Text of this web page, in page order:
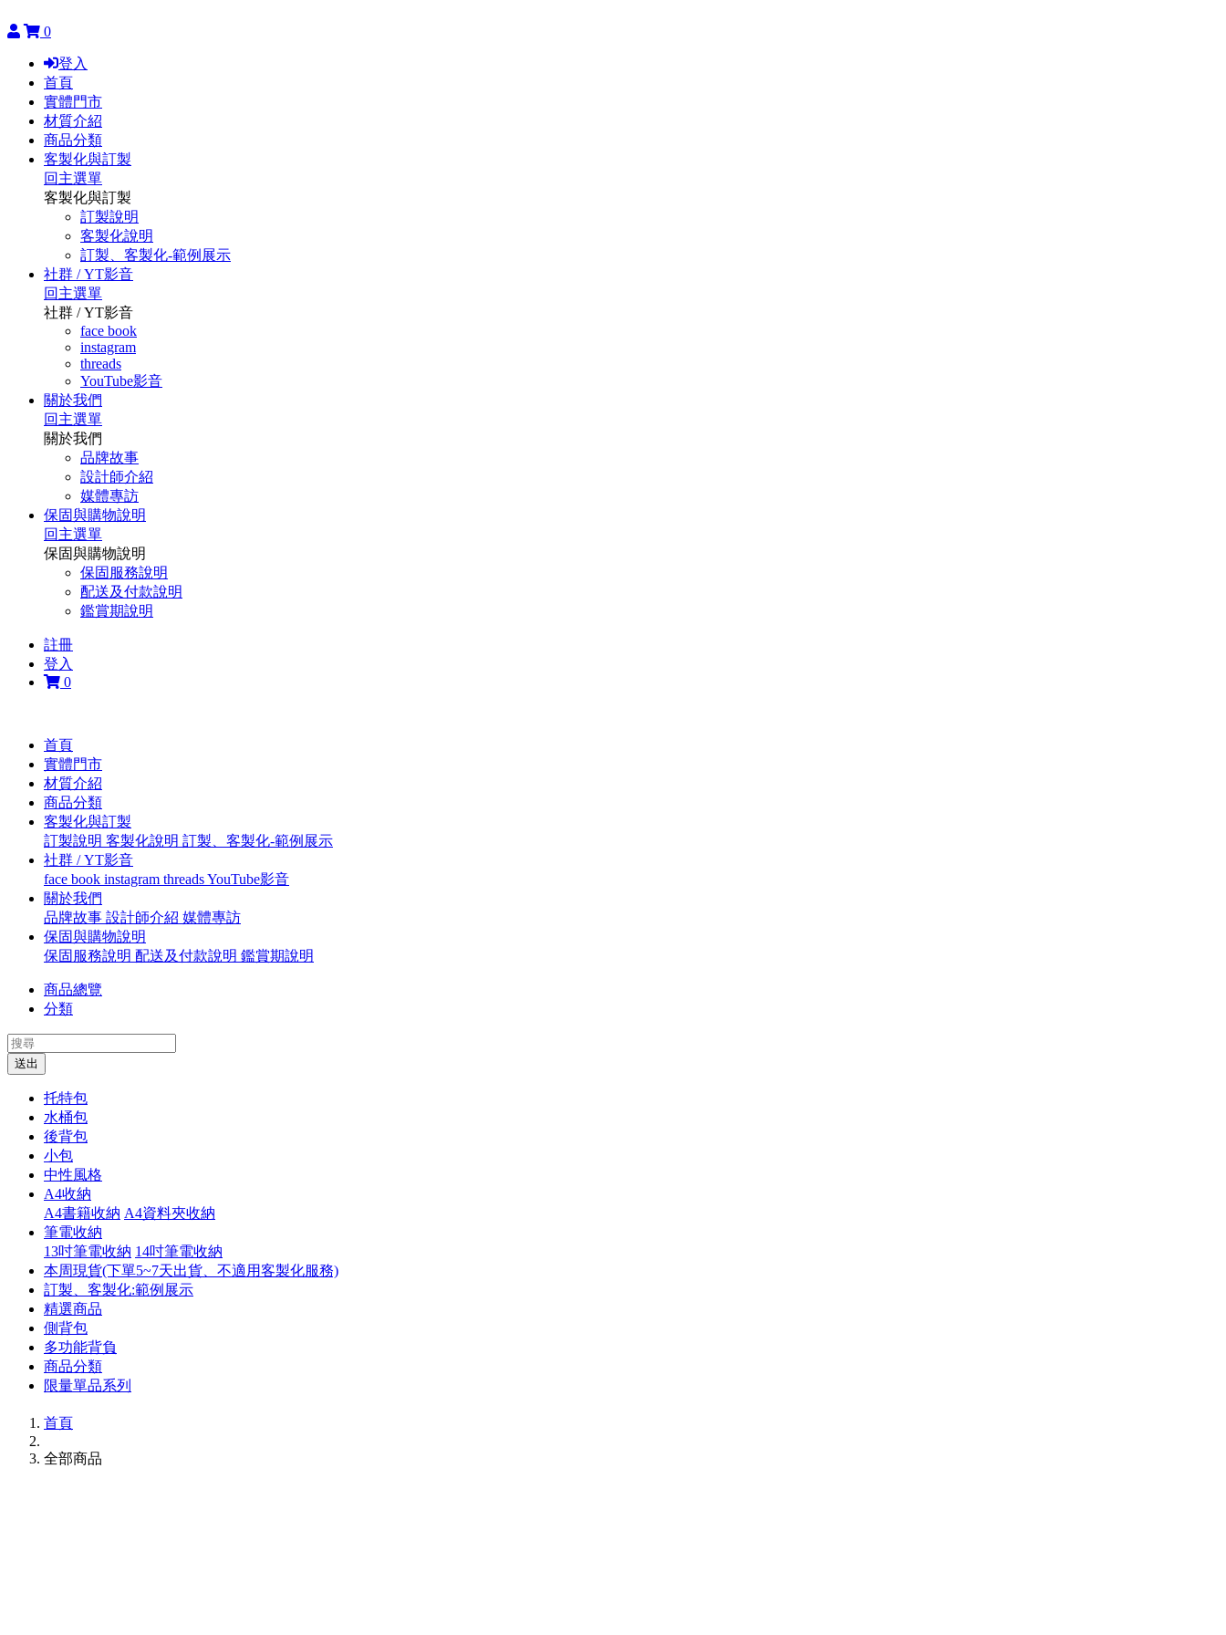
0
登入
首頁
實體門市
材質介紹
商品分類
客製化與訂製
回主選單
客製化與訂製
訂製說明
客製化說明
訂製、客製化-範例展示
社群 / YT影音
回主選單
社群 / YT影音
face book
instagram
threads
YouTube影音
關於我們
回主選單
關於我們
品牌故事
設計師介紹
媒體專訪
保固與購物說明
回主選單
保固與購物說明
保固服務說明
配送及付款說明
鑑賞期說明
註冊
登入
0
首頁
實體門市
材質介紹
商品分類
客製化與訂製
訂製說明 客製化說明 訂製、客製化-範例展示
社群 / YT影音
face book instagram threadsYouTube影音
關於我們
品牌故事 設計師介紹 媒體專訪
保固與購物說明
保固服務說明 配送及付款說明 鑑賞期說明
商品總覽
分類
送出
托特包
水桶包
後背包
小包
中性風格
A4收納
A4書籍收納 A4資料夾收納
筆電收納
13吋筆電收納 14吋筆電收納
本周現貨(下單5~7天出貨、不適用客製化服務)
訂製、客製化:範例展示
精選商品
側背包
多功能背負
商品分類
限量單品系列
首頁
全部商品